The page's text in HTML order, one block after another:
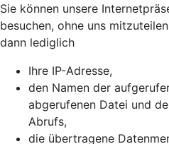
Sie können unsere
besuchen, ohne uns
dann lediglich
Ihre IP-Adresse,
den Namen der
abgerufenen Datei und
Abrufs,
die übertragene